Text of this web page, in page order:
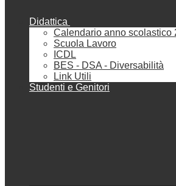
Didattica
Calendario anno scolastico
Scuola Lavoro
ICDL
BES - DSA - Diversabilità
Link Utili
Studenti e Genitori